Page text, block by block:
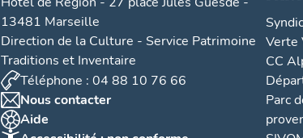
13481 Marseille
Direction de la Culture - Service Patrimoine
Traditions et Inventaire
Téléphone : 04 88 10 76 66
Nous contacter
Aide
Verte
CC
Parc